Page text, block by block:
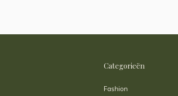
Categorieën
Fashion